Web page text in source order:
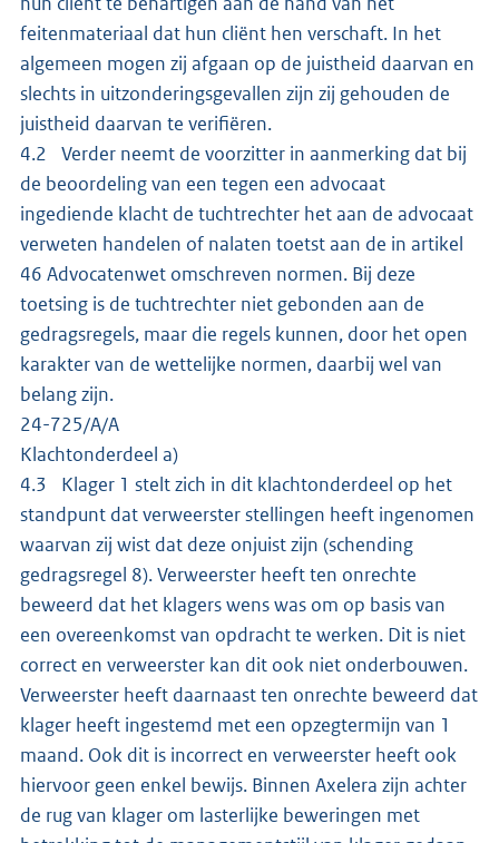
feitenmateriaal dat hun cliënt hen verschaft. In het
algemeen mogen zij afgaan op de juistheid daarvan en
slechts in uitzonderingsgevallen zijn zij gehouden de
juistheid daarvan te verifiëren.
4.2 Verder neemt de voorzitter in aanmerking dat bij
de beoordeling van een tegen een advocaat
ingediende klacht de tuchtrechter het aan de advocaat
verweten handelen of nalaten toetst aan de in artikel
46 Advocatenwet omschreven normen. Bij deze
toetsing is de tuchtrechter niet gebonden aan de
gedragsregels, maar die regels kunnen, door het open
karakter van de wettelijke normen, daarbij wel van
belang zijn.
24-725/A/A
Klachtonderdeel a)
4.3 Klager 1 stelt zich in dit klachtonderdeel op het
standpunt dat verweerster stellingen heeft ingenomen
waarvan zij wist dat deze onjuist zijn (schending
gedragsregel 8). Verweerster heeft ten onrechte
beweerd dat het klagers wens was om op basis van
een overeenkomst van opdracht te werken. Dit is niet
correct en verweerster kan dit ook niet onderbouwen.
Verweerster heeft daarnaast ten onrechte beweerd dat
klager heeft ingestemd met een opzegtermijn van 1
maand. Ook dit is incorrect en verweerster heeft ook
hiervoor geen enkel bewijs. Binnen Axelera zijn achter
de rug van klager om lasterlijke beweringen met